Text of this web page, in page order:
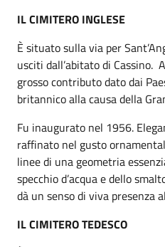
IL CIMITERO INGLESE
È situato sulla via per
usciti dall’abitato di Cassino.
grosso contributo dato dai
britannico alla causa della
Fu inaugurato nel 1956.
raffinato nel gusto
linee di una geometria
specchio d’acqua e dello
dà un senso di viva presenza
IL CIMITERO TEDESCO